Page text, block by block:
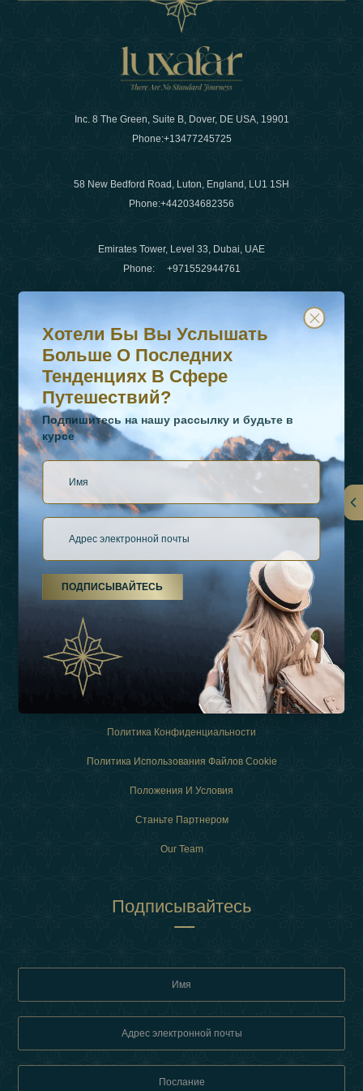
Inc. 8 The Green, Suite B, Dover, DE USA, 19901
Phone:+13477245725
58 New Bedford Road, Luton, England, LU1 1SH
Phone:+442034682356
Emirates Tower, Level 33, Dubai, UAE
Phone: +971552944761
WhatsApp Нет :+442034682356
+971552944761
О Нас
Виды Отдыха
Связаться
Политика Конфиденциальности
Политика Использования Файлов Cookie
Положения И Условия
Станьте Партнером
Our Team
Подписывайтесь
Хотели бы вы услышать больше о последних
Подпишитесь на нашу рассылку и будьте в курсе
Хотели Бы Вы Услышать
Больше О Последних
Тенденциях В Сфере
Путешествий?
Подпишитесь на нашу рассылку и будьте в
курсе
ПОДПИСЫВАЙТЕСЬ